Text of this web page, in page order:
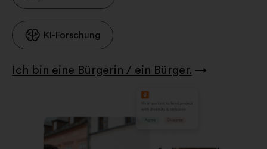
KI-Forschung
Ich bin eine Bürgerin / ein Bürger. →